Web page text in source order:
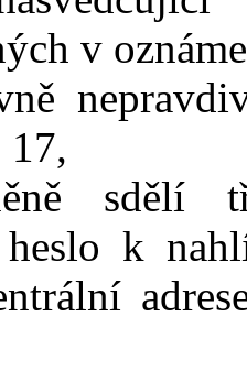
v
sdělí
k